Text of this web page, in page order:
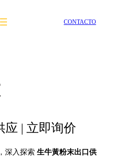
CONTACTO
应 | 立即询价
，深入探索 生牛黃粉末出口供